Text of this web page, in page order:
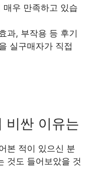
우 만족하고 있습
과, 부작용 등 후기
실구매자가 직접
비싼 이유는
본 적이 있으신 분
것도 들어보았을 것